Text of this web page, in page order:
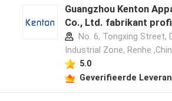
Guangzhou Kenton
Co., Ltd. fabrikant
No. 6, Tongxing Street,
Industrial Zone, Renhe
5.0
Geverifieerde